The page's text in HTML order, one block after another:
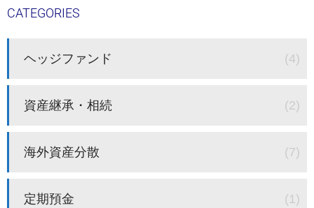
CATEGORIES
ヘッジファンド (4)
資産継承・相続 (2)
海外資産分散 (7)
定期預金 (1)